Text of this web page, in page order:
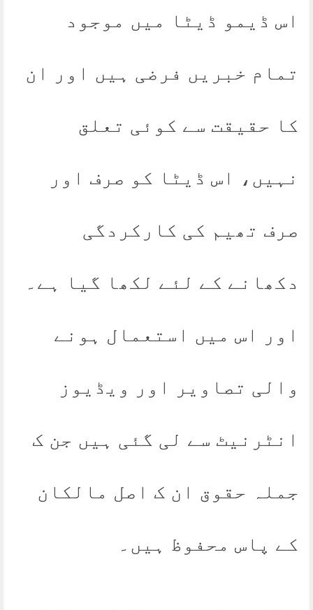
اس ڈیمو ڈیٹا میں موجود
تمام خبریں فرضی ہیں اور ان
کا حقیقت سے کوئی تعلق
نہیں، اس ڈیٹا کو صرف اور
صرف تھیم کی کارکردگی
دکھانے کے لئے لکھا گیا ہے۔
اور اس میں استعمال ہونے
والی تصاویر اور ویڈیوز
انٹرنیٹ سے لی گئی ہیں جن ک
جملہ حقوق ان ک اصل مالکان
کے پاس محفوظ ہیں۔